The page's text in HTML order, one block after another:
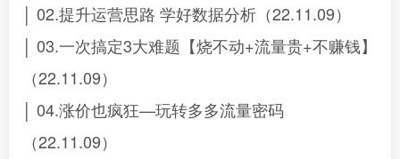
│ 02.提升运营思路 学好数据分析（22.11.09）
│ 03.一次搞定3大难题【烧不动+流量贵+不赚钱】
（22.11.09）
│ 04.涨价也疯狂—玩转多多流量密码
（22.11.09）